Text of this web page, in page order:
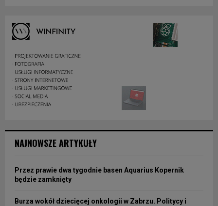
NAJNOWSZE ARTYKUŁY
Przez prawie dwa tygodnie basen Aquarius Kopernik
będzie zamknięty
Burza wokół dziecięcej onkologii w Zabrzu. Politycy i